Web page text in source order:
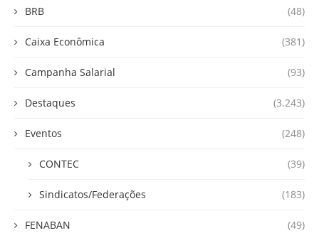
BRB (48)
Caixa Econômica (381)
Campanha Salarial (93)
Destaques (3.243)
Eventos (248)
CONTEC (39)
Sindicatos/Federações (183)
FENABAN (49)